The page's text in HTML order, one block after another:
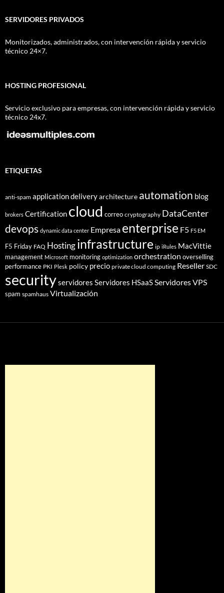
SERVIDORES PRIVADOS
Monitorizados, administrados, con intervención rápida y servicio
técnico 24×7.
HOSTING PROFESIONAL
Servicio exclusivo para empresas, con intervención rápida y servicio
técnico 24x7.
ETIQUETAS
anti-spam application deliveryarchitecture automation blog
brokers Certification cloud correo cryptography DataCenter
devops dynamic data center Empresa enterprise F5 F5 EM
F5 Friday FAQ Hostinginfrastructure ip iRules MacVittie
management Microsoft monitoring optimization orchestration overselling
performance PKI Plesk policy precio private cloud computing Reseller SDC
securityservidores Servidores HSaaSServidores VPS
spam spamhaus Virtualización